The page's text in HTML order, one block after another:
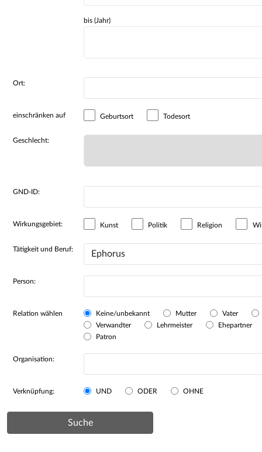
bis (Jahr)
Ort:
einschränken auf Geburtsort Todesort
Geschlecht:
GND-ID:
Wirkungsgebiet: Kunst Politik Religion
Tätigkeit und Beruf:
Person:
Relation wählen Keine/unbekannt Mutter
Vater
Verwandter
Lehrmeister
Ehepartner
Patron
Organisation:
Verknüpfung: UND ODER OHNE
Suche